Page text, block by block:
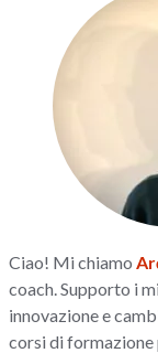
Ciao! Mi chiamo
coach. Supporto i
innovazione e
corsi di